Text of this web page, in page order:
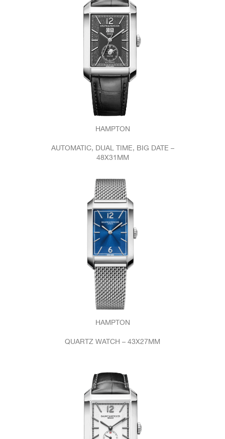
HAMPTON
AUTOMATIC, DUAL TIME, BIG DATE –
48X31MM
HAMPTON
QUARTZ WATCH – 43X27MM